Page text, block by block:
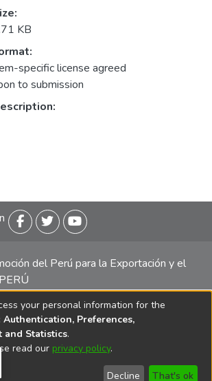
KB
specific license agreed
to submission
del Perú para la Exportación y el
(511) 616 7300 / 616 7400 Calle Uno
Pisos 13 y 14, San Isidro -
your personal information for the
Authentication, Preferences,
and Statistics.
read our privacy policy.
Decline That's ok